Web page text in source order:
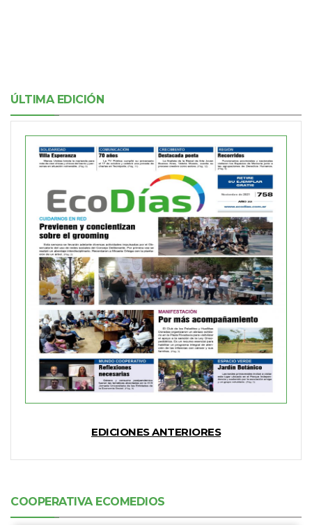
ÚLTIMA EDICIÓN
EDICIONES ANTERIORES
COOPERATIVA ECOMEDIOS